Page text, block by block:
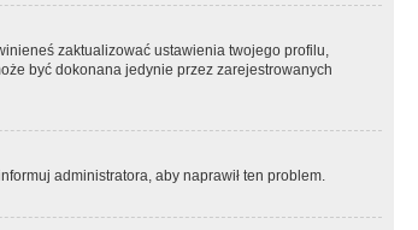
zaktualizować ustawienia twojego profilu,
być dokonana jedynie przez zarejestrowanych
administratora, aby naprawił ten problem.